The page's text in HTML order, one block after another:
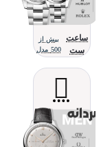
ساعت
ست
بیش از
500 مدل